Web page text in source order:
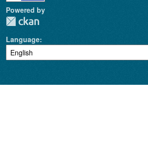
Powered by
Language